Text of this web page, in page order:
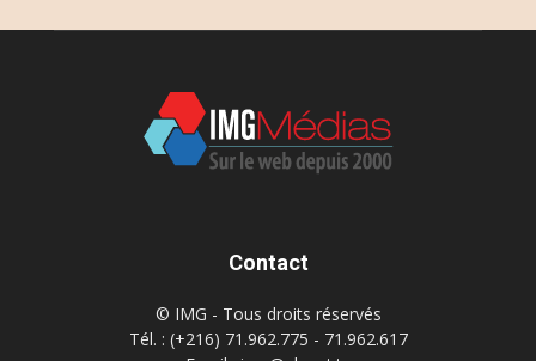
Contact
© IMG - Tous droits réservés
Tél. : (+216) 71.962.775 - 71.962.617